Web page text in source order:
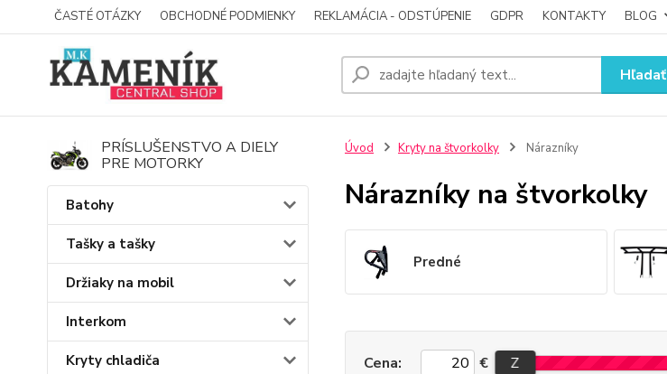
ČASTÉ OTÁZKY OBCHODNÉ PODMIENKY REKLAMÁCIA - ODSTÚPENIE GDPR KONTAKTY BLOG
Hľadať
PRÍSLUŠENSTVO A DIELY
PRE MOTORKY
Batohy
Tašky a tašky
Držiaky na mobil
Interkom
Kryty chladiča
Úvod Kryty na štvorkolky Nárazníky
Nárazníky na štvorkolky
Predné
Cena: € Z